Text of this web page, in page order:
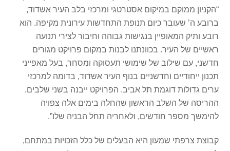
“הקניון ממוקם במיקום אסטרטגי ומרכזי בלב העיר אשדוד,
ברובע ה’ שעובר כיום תנופת התחדשות עירונית מקיפה. הוא
רובע ותיק המאופיין בנגישות גבוהה וחיבור לצירי תנועה
ראשיים של העיר. בכוונתנו לבנות במקום פרויקט מגורים
חדשני, עם שילוב של שימושי תעסוקה ומסחר, בעל מאפייני
תכנון ייחודיים וחדשניים בנוף העיר אשדוד, בדומה למרכזי
ערים גדולות דוגמת תל אביב. הפרויקט ייבנה בשני שלבים.
ההריסה של השלב הראשון שהחלה בימים אלה צפויה
להימשך מספר חודשים, ולאחריה תחל הבניה שלו”.
קבוצת צרפתי שמעון היא הבעלים של כלל הזכויות במתחם,